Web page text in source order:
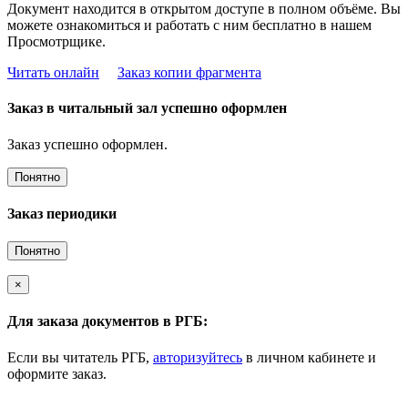
Документ находится в открытом доступе в полном объёме. Вы
можете ознакомиться и работать с ним бесплатно в нашем
Просмотрщике.
Читать онлайн
Заказ копии фрагмента
Заказ в читальный зал успешно оформлен
Заказ успешно оформлен.
Понятно
Заказ периодики
Понятно
×
Для заказа документов в РГБ:
Если вы читатель РГБ, авторизуйтесь в личном кабинете и
оформите заказ.